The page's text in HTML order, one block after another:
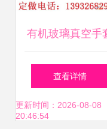
有机玻璃真空手
箱与玻璃仪器销售
定制生产一站式解
查看详情
更新时间：2026-08-08
20:46:54